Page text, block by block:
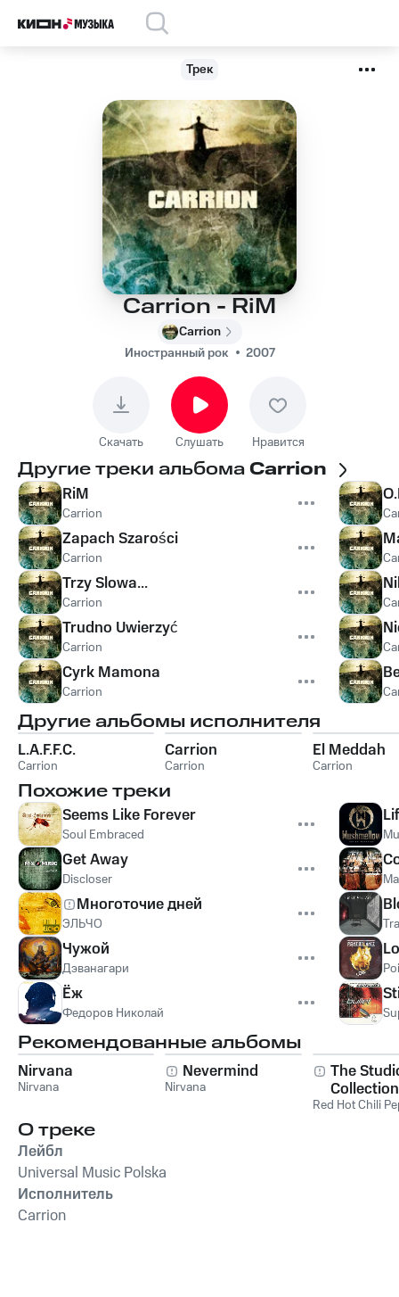
Трек
Carrion - RiM
Carrion
Иностранный рок
2007
Скачать Слушать Нравится
Другие треки альбомаCarrion
RiM
Carrion
Zapach Szarości
Carrion
Trzy Slowa...
Carrion
Trudno Uwierzyć
Carrion
Cyrk Mamona
Carrion
Другие альбомы исполнителя
L.A.F.F.C.
Carrion
Carrion
Carrion
El Meddah
Carrion
Похожие треки
Seems Like Forever
Soul Embraced
Get Away
Discloser
Многоточие дней
ЭЛЬЧО
Чужой
Дэванагари
Ёж
Федоров Николай
Рекомендованные альбомы
Nirvana
Nirvana
Nevermind
Nirvana
The
Collection
Red Hot Chili
О треке
Лейбл
Universal Music Polska
Исполнитель
Carrion